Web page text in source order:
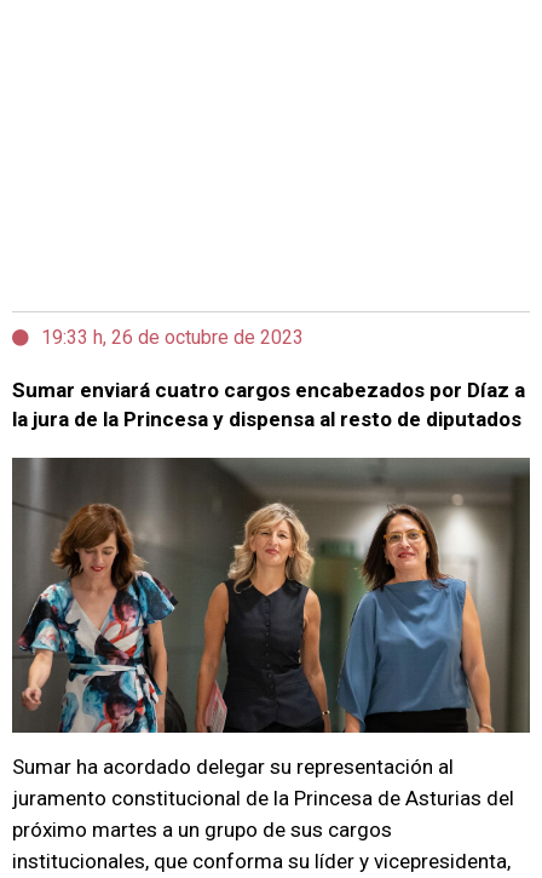
19:33 h, 26 de octubre de 2023
Sumar enviará cuatro cargos encabezados por Díaz a
la jura de la Princesa y dispensa al resto de diputados
Sumar ha acordado delegar su representación al
juramento constitucional de la Princesa de Asturias del
próximo martes a un grupo de sus cargos
institucionales, que conforma su líder y vicepresidenta,